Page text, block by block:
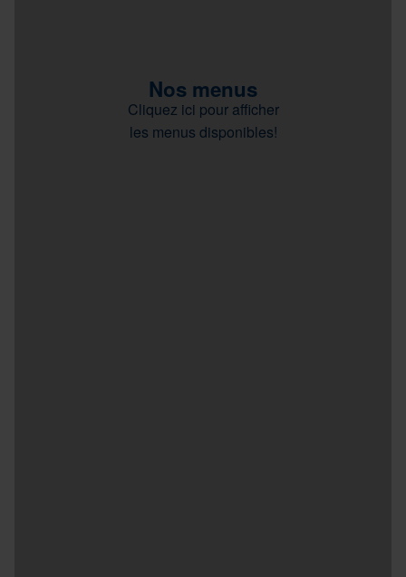
Nos menus
Cliquez ici pour afficher
les menus disponibles!